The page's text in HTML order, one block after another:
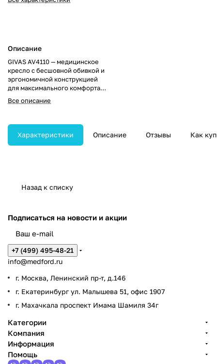
Описание
GIVAS AV4110 — медицинское
кресло с бесшовной обивкой и
эргономичной конструкцией
для максимального комфорта
пациента и удобства персонала.
Обеспечивает простоту
ежедневной эксплуатации.
Все описание
Характеристики Описание Отзывы Как
Назад к списку
Подписаться на новости и акции
+7 (499) 495-48-21
info@medford.ru
г. Москва, Ленинский пр-т, д.146
г. Екатеринбург ул. Малышева 51, офис 1907
г. Махачкала проспект Имама Шамиля 34г
Категории
Компания
Информация
Помощь